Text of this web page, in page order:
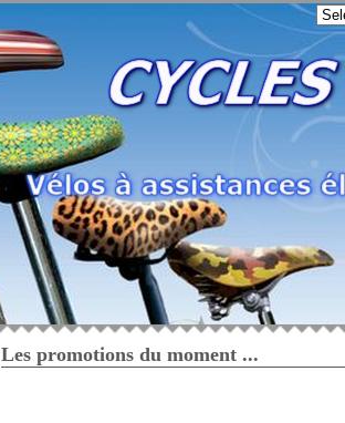
Les promotions du moment ...